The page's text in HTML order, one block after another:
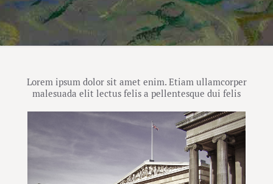
Lorem ipsum dolor sit amet enim. Etiam ullamcorper
malesuada elit lectus felis a pellentesque dui felis